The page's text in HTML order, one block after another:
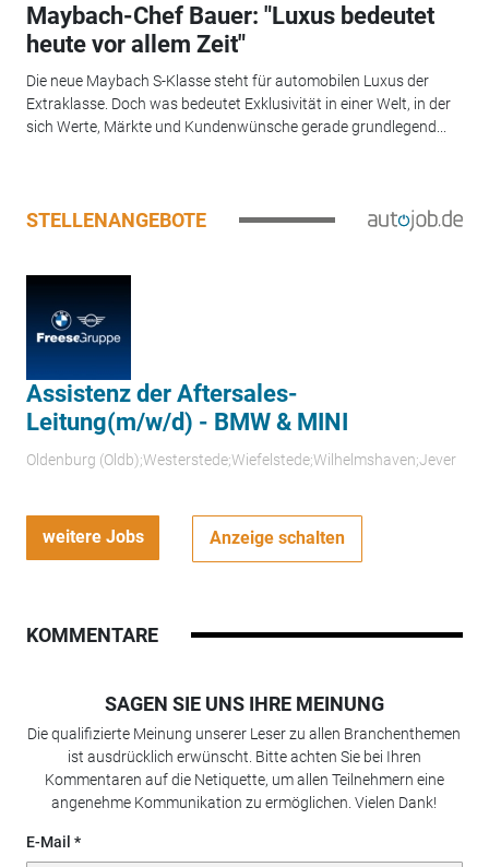
Maybach-Chef Bauer: "Luxus bedeutet
heute vor allem Zeit"
Die neue Maybach S-Klasse steht für automobilen Luxus der
Extraklasse. Doch was bedeutet Exklusivität in einer Welt, in der
sich Werte, Märkte und Kundenwünsche gerade grundlegend...
STELLENANGEBOTE
Assistenz der Aftersales-
Leitung(m/w/d) - BMW & MINI
Oldenburg (Oldb);Westerstede;Wiefelstede;Wilhelmshaven;Jever
weitere Jobs Anzeige schalten
KOMMENTARE
SAGEN SIE UNS IHRE MEINUNG
Die qualifizierte Meinung unserer Leser zu allen Branchenthemen
ist ausdrücklich erwünscht. Bitte achten Sie bei Ihren
Kommentaren auf die Netiquette, um allen Teilnehmern eine
angenehme Kommunikation zu ermöglichen. Vielen Dank!
E-Mail